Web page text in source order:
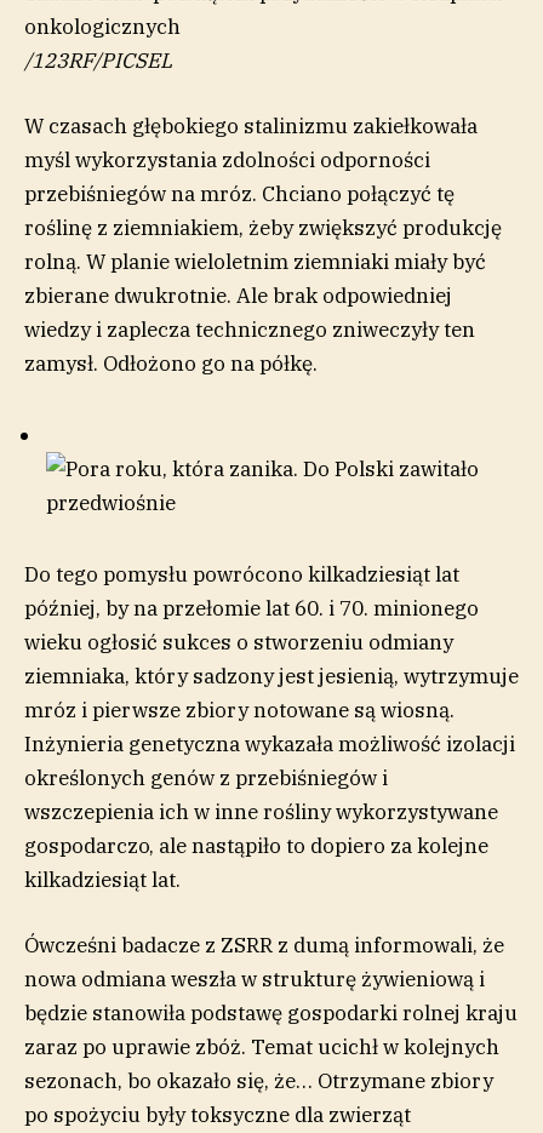
onkologicznych
/123RF/PICSEL
W czasach głębokiego stalinizmu zakiełkowała
myśl wykorzystania zdolności odporności
przebiśniegów na mróz. Chciano połączyć tę
roślinę z ziemniakiem, żeby zwiększyć produkcję
rolną. W planie wieloletnim ziemniaki miały być
zbierane dwukrotnie. Ale brak odpowiedniej
wiedzy i zaplecza technicznego zniweczyły ten
zamysł. Odłożono go na półkę.
Do tego pomysłu powrócono kilkadziesiąt lat
później, by na przełomie lat 60. i 70. minionego
wieku ogłosić sukces o stworzeniu odmiany
ziemniaka, który sadzony jest jesienią, wytrzymuje
mróz i pierwsze zbiory notowane są wiosną.
Inżynieria genetyczna wykazała możliwość izolacji
określonych genów z przebiśniegów i
wszczepienia ich w inne rośliny wykorzystywane
gospodarczo, ale nastąpiło to dopiero za kolejne
kilkadziesiąt lat.
Ówcześni badacze z ZSRR z dumą informowali, że
nowa odmiana weszła w strukturę żywieniową i
będzie stanowiła podstawę gospodarki rolnej kraju
zaraz po uprawie zbóż. Temat ucichł w kolejnych
sezonach, bo okazało się, że… Otrzymane zbiory
po spożyciu były toksyczne dla zwierząt